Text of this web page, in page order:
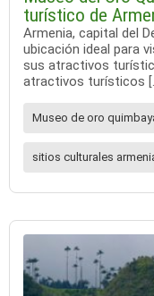
turístico de
Armenia, capital del
ubicación ideal para
sus atractivos
atractivos turísticos
Museo de oro
sitios culturales